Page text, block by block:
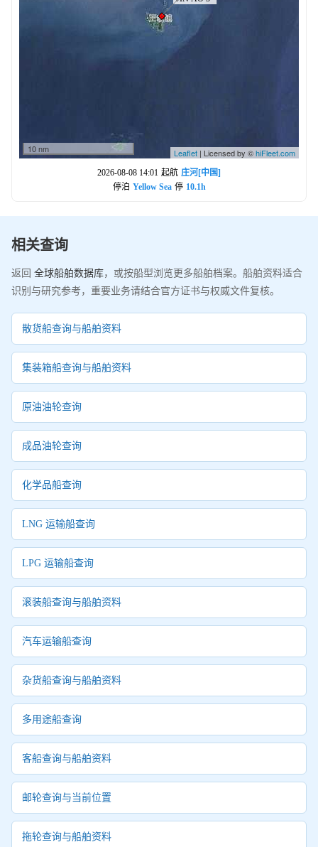
10 nm Leaflet | Licensed by ©hiFleet.com
2026-08-08 14:01 起航 庄河[中国]
停泊 Yellow Sea 停 10.1h
相关查询
返回 全球船舶数据库，或按船型浏览更多船舶档案。船舶资料适合
识别与研究参考，重要业务请结合官方证书与权威文件复核。
散货船查询与船舶资料
集装箱船查询与船舶资料
原油油轮查询
成品油轮查询
化学品船查询
LNG 运输船查询
LPG 运输船查询
滚装船查询与船舶资料
汽车运输船查询
杂货船查询与船舶资料
多用途船查询
客船查询与船舶资料
邮轮查询与当前位置
拖轮查询与船舶资料